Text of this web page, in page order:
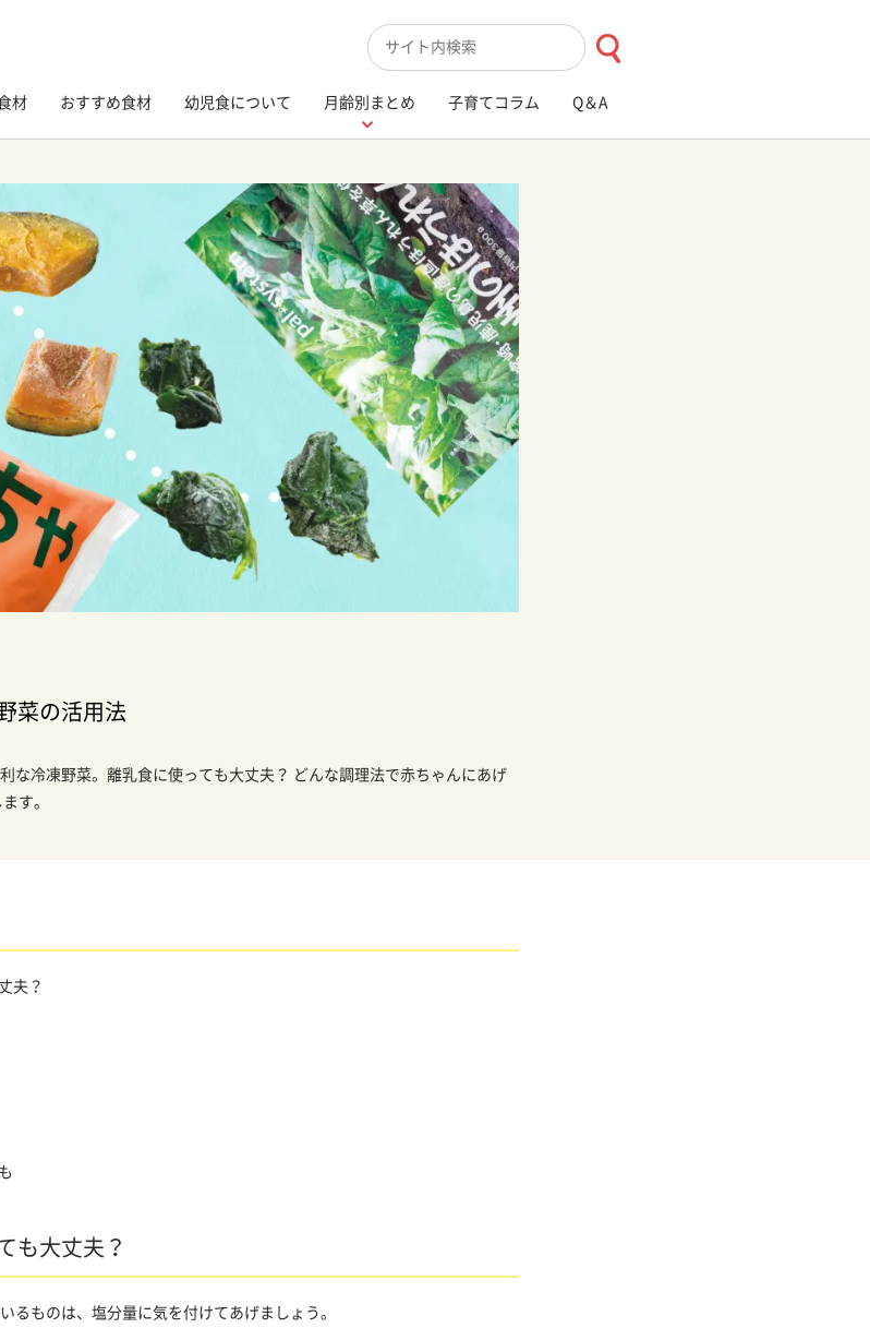
検索キーワード入力
材 おすすめ食材 幼児食について 月齢別まとめ 子育てコラム Q＆A
菜の活用法
な冷凍野菜。離乳食に使っても大丈夫？ どんな調理法で赤ちゃんにあげ
す。
夫？
も大丈夫？
るものは、塩分量に気を付けてあげましょう。